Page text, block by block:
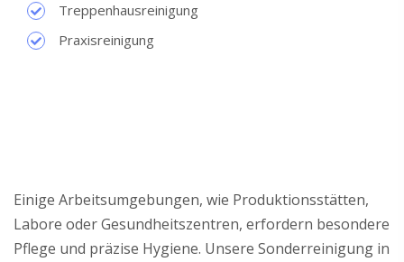
Treppenhausreinigung
Praxisreinigung
Einige Arbeitsumgebungen, wie Produktionsstätten,
Labore oder Gesundheitszentren, erfordern besondere
Pflege und präzise Hygiene. Unsere Sonderreinigung in